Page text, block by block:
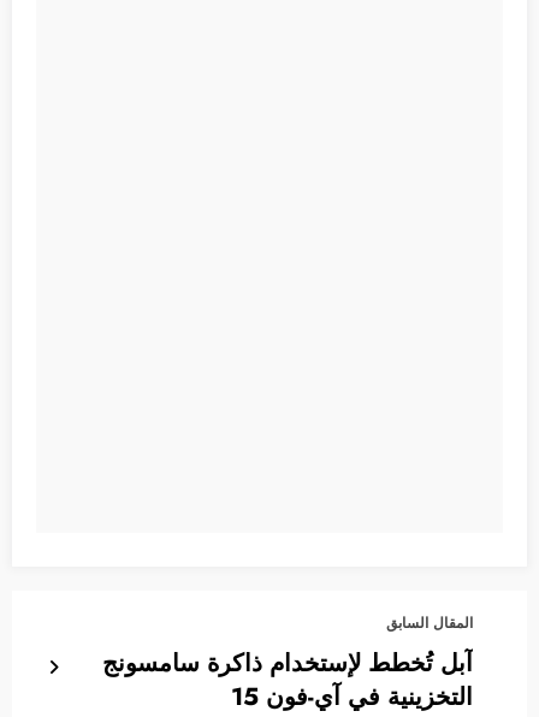
المقال السابق
آبل تُخطط لإستخدام ذاكرة سامسونج
التخزينية في آي-فون 15